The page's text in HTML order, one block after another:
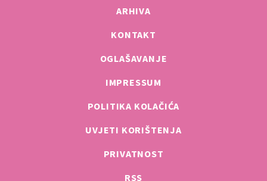
ARHIVA
KONTAKT
OGLAŠAVANJE
IMPRESSUM
POLITIKA KOLAČIĆA
UVJETI KORIŠTENJA
PRIVATNOST
RSS